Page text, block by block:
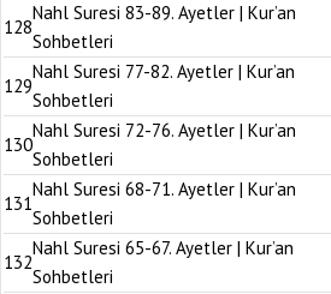
128
Nahl Suresi 83-89. Ayetler | Kur’an
Sohbetleri
129
Nahl Suresi 77-82. Ayetler | Kur’an
Sohbetleri
130
Nahl Suresi 72-76. Ayetler | Kur’an
Sohbetleri
131
Nahl Suresi 68-71. Ayetler | Kur’an
Sohbetleri
132
Nahl Suresi 65-67. Ayetler | Kur’an
Sohbetleri